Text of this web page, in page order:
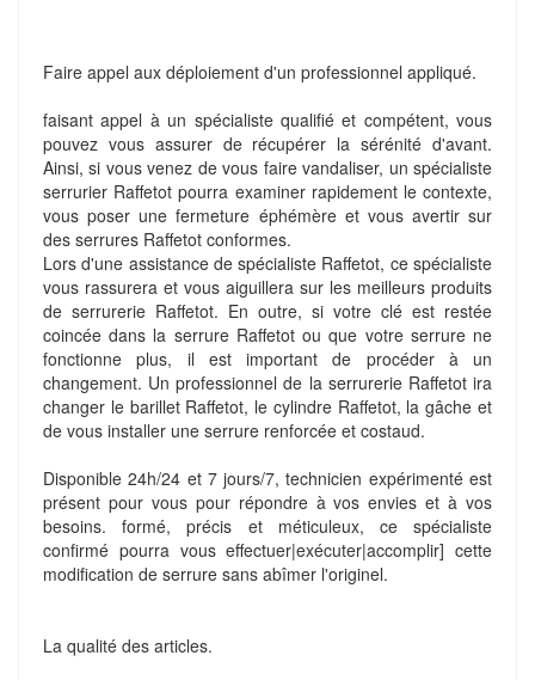
Faire appel aux déploiement d'un professionnel appliqué.
faisant appel à un spécialiste qualifié et compétent, vous
pouvez vous assurer de récupérer la sérénité d'avant.
Ainsi, si vous venez de vous faire vandaliser, un spécialiste
serrurier Raffetot pourra examiner rapidement le contexte,
vous poser une fermeture éphémère et vous avertir sur
des serrures Raffetot conformes.
Lors d'une assistance de spécialiste Raffetot, ce spécialiste
vous rassurera et vous aiguillera sur les meilleurs produits
de serrurerie Raffetot. En outre, si votre clé est restée
coincée dans la serrure Raffetot ou que votre serrure ne
fonctionne plus, il est important de procéder à un
changement. Un professionnel de la serrurerie Raffetot ira
changer le barillet Raffetot, le cylindre Raffetot, la gâche et
de vous installer une serrure renforcée et costaud.
Disponible 24h/24 et 7 jours/7, technicien expérimenté est
présent pour vous pour répondre à vos envies et à vos
besoins. formé, précis et méticuleux, ce spécialiste
confirmé pourra vous effectuer|exécuter|accomplir] cette
modification de serrure sans abîmer l'originel.
La qualité des articles.